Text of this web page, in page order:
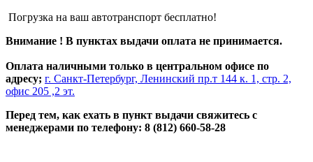
Погрузка на ваш автотранспорт бесплатно!
Внимание ! В пунктах выдачи оплата не принимается.
Оплата наличными только в центральном офисе по
адресу; г. Санкт-Петербург, Ленинский пр.т 144 к. 1, стр. 2,
офис 205 ,2 эт.
Перед тем, как ехать в пункт выдачи свяжитесь с
менеджерами по телефону: 8 (812) 660-58-28